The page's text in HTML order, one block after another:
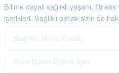
Bilime dayalı sağlıklı yaşam,
içerikleri. Sağlıklı olmak sizin de